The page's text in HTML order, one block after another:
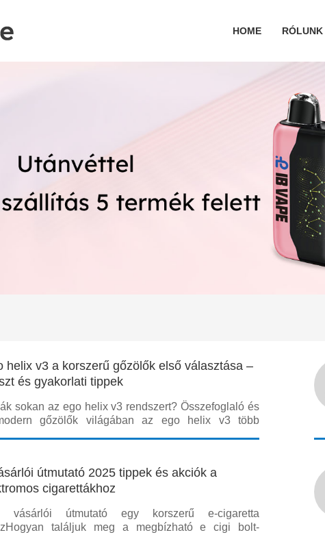
HOME RÓLUNK
helix v3 a korszerű gőzölők első választása –
és gyakorlati tippek
sokan az ego helix v3 rendszert? Összefoglaló és
gőzölők világában az ego helix v3 több
útmutató 2025 tippek és akciók a
cigarettákhoz
vásárlói útmutató egy korszerű e-cigaretta
találjuk meg a megbízható e cigi bolt-